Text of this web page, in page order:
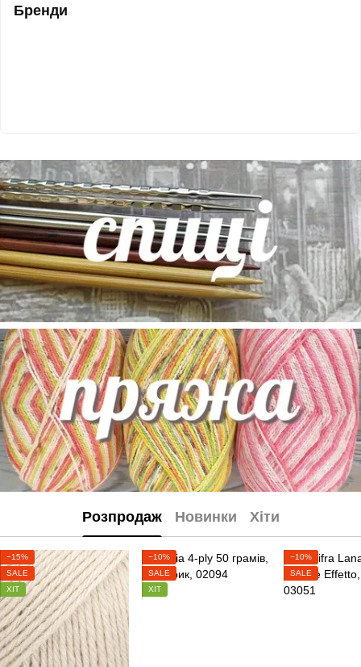
Бренди
Розпродаж Новинки Хіти
−15%
SALE
ХІТ
−10%
SALE
ХІТ
−10%
SALE